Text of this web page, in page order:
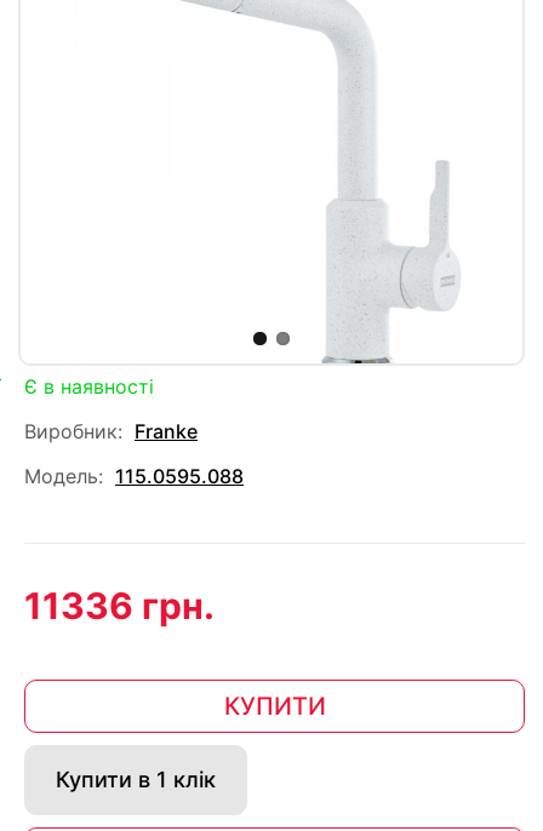
Є в наявності
Виробник: Franke
Модель: 115.0595.088
11336 грн.
КУПИТИ
Купити в 1 клік